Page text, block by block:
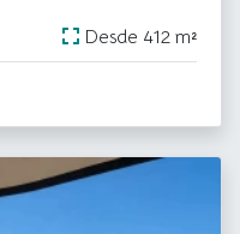
Desde 412 m²